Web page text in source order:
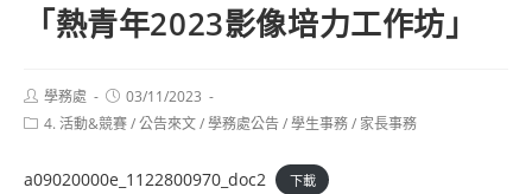
「熱青年2023影像培力工作坊」
Post
author:
學務處
Post
published:
03/11/2023
Post4. 活動&競賽/公告來文/學務處公告/學生事務/ 家長事務
a09020000e_1122800970_doc2 下載